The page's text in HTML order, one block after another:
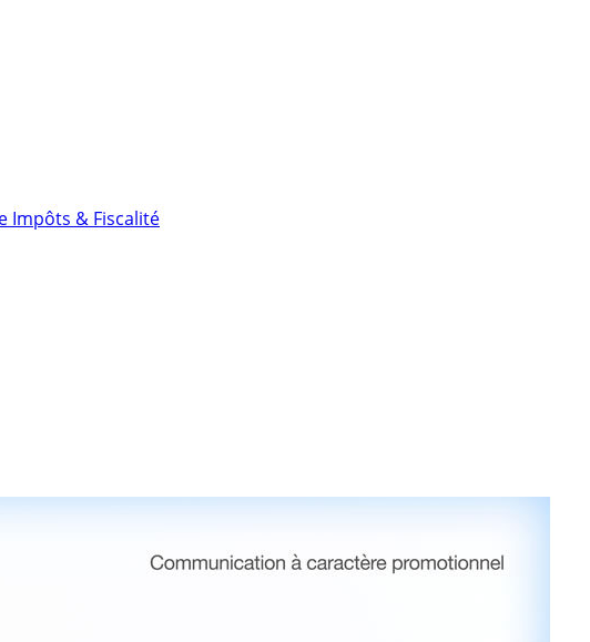
Impôts & Fiscalité